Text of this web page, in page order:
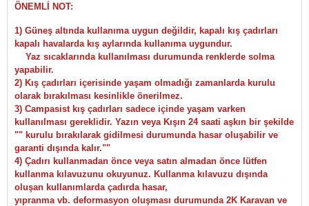
ÖNEMLİ NOT:
1) Güneş altında kullanıma uygun değildir, kapalı kış çadırları
kapalı havalarda kış aylarında kullanıma uygundur.
Yaz sıcaklarında kullanılması durumunda renklerde solma
yapabilir.
2) Kış çadırları içerisinde yaşam olmadığı zamanlarda kurulu
olarak bırakılması kesinlikle önerilmez.
3) Campasist kış çadırları sadece içinde yaşam varken
kullanılması gereklidir. Yazın veya Kışın 24 saati aşkın bir şekilde
"" kurulu bırakılarak gidilmesi durumunda hasar oluşabilir ve
garanti dışında kalır.""
4) Çadırı kullanmadan önce veya satın almadan önce lütfen
kullanma kılavuzunu okuyunuz. Kullanma kılavuzu dışında
oluşan kullanımlarda çadırda hasar,
yıpranma vb. deformasyon oluşması durumunda 2K Karavan ve